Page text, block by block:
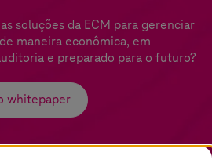
soluções da ECM para gerenciar
maneira econômica, em
e preparado para o futuro?
whitepaper